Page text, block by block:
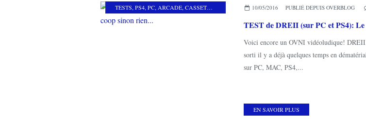
TESTS, PS4, PC, ARCADE, CASSETETE MES COUPS DE COEUR
10/05/2016 PUBLIÉ DEPUIS OVERBLOG
Voici encore un OVNI vidéoludique! DREII
sorti il y a déjà quelques temps en
sur PC, MAC, PS4,...
EN SAVOIR PLUS